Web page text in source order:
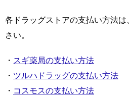
各ドラッグストアの支払い方法は
さい。
・ スギ薬局の支払い方法
・ ツルハドラッグの支払い方法
・ コスモスの支払い方法